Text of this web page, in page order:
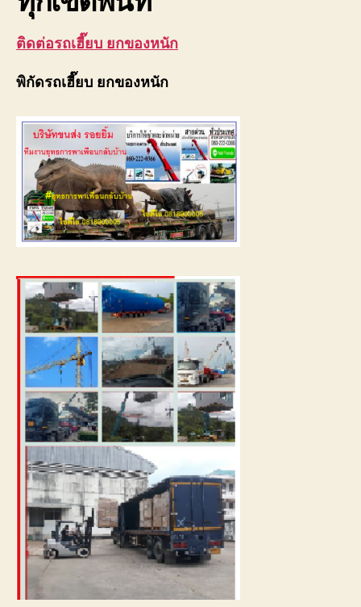
ติดต่อรถเฮี๊ยบ ยกของหนัก
พิกัดรถเฮี๊ยบ ยกของหนัก